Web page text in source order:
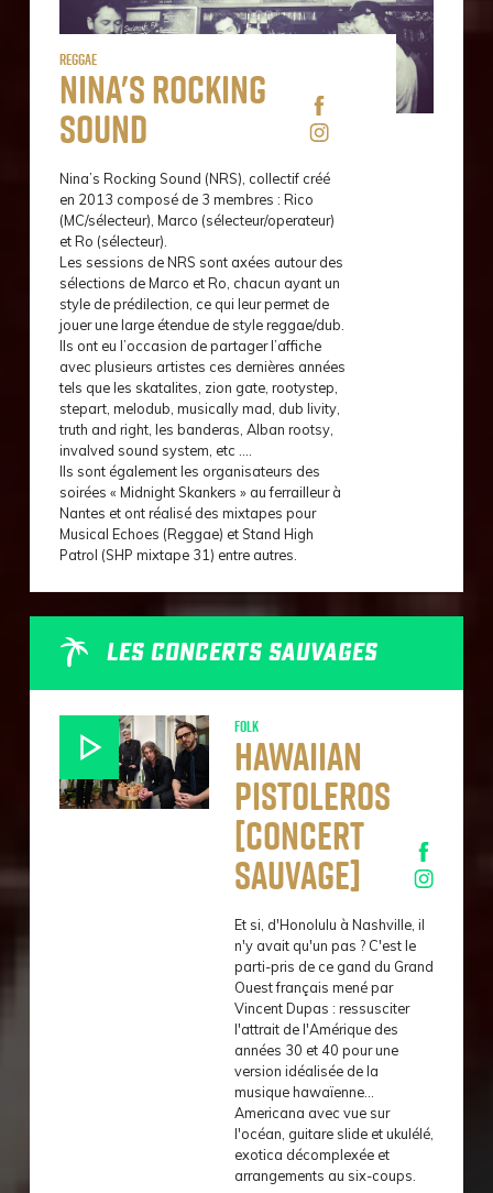
Reggae
Nina's rocking
sound
Nina’s Rocking Sound (NRS), collectif créé
en 2013 composé de 3 membres : Rico
(MC/sélecteur), Marco (sélecteur/operateur)
et Ro (sélecteur).
Les sessions de NRS sont axées autour des
sélections de Marco et Ro, chacun ayant un
style de prédilection, ce qui leur permet de
jouer une large étendue de style reggae/dub.
Ils ont eu l’occasion de partager l’affiche
avec plusieurs artistes ces dernières années
tels que les skatalites, zion gate, rootystep,
stepart, melodub, musically mad, dub livity,
truth and right, les banderas, Alban rootsy,
invalved sound system, etc ….
Ils sont également les organisateurs des
soirées « Midnight Skankers » au ferrailleur à
Nantes et ont réalisé des mixtapes pour
Musical Echoes (Reggae) et Stand High
Patrol (SHP mixtape 31) entre autres.
LES CONCERTS SAUVAGES
Folk
Hawaiian
Pistoleros
[concert
sauvage]
Et si, d'Honolulu à Nashville, il
n'y avait qu'un pas ? C'est le
parti-pris de ce gand du Grand
Ouest français mené par
Vincent Dupas : ressusciter
l'attrait de l'Amérique des
années 30 et 40 pour une
version idéalisée de la
musique hawaïenne...
Americana avec vue sur
l'océan, guitare slide et ukulélé,
exotica décomplexée et
arrangements au six-coups.